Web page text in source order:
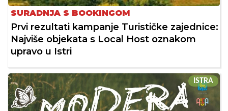
SURADNJA S BOOKINGOM
Prvi rezultati kampanje Turističke zajednice:
Najviše objekata s Local Host oznakom
upravo u Istri
ISTRA